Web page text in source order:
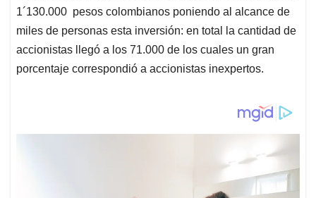
1´130.000 pesos colombianos poniendo al alcance de
miles de personas esta inversión: en total la cantidad de
accionistas llegó a los 71.000 de los cuales un gran
porcentaje correspondió a accionistas inexpertos.